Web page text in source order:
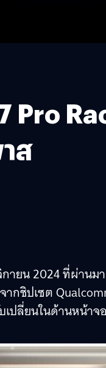
Pro
ส
ายน 2024 ที่ผ่านม
ากชิปเซต
เปลี่ยนในด้านหน้า